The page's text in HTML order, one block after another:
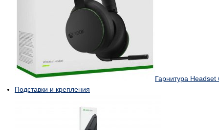
Гарнитура
Подставки и крепления